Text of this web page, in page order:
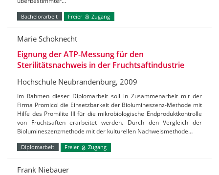
Bachelorarbeit Freier Zugang
Marie Schoknecht
Eignung der ATP-Messung für den
Sterilitätsnachweis in der Fruchtsaftindustrie
Hochschule Neubrandenburg, 2009
Im Rahmen dieser Diplomarbeit soll in Zusammenarbeit mit der
Firma Promicol die Einsetzbarkeit der Biolumineszenz-Methode mit
Hilfe des Promilite III für die mikrobiologische Endproduktkontrolle
von Fruchtsäften erarbeitet werden. Durch den Vergleich der
Biolumineszenzmethode mit der kulturellen Nachweismethode…
Diplomarbeit Freier Zugang
Frank Niebauer